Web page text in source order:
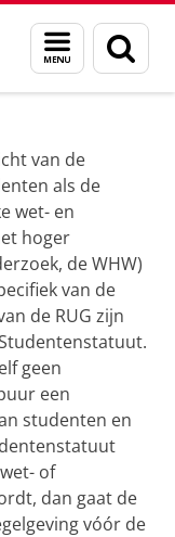
Menu
en
zoeken
van de
als de
wet- en
hoger
de WHW)
van de
de RUG zijn
geen
een
studenten en
of
dan gaat de
vóór de